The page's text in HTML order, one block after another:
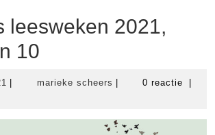
leesweken 2021,
10
15
marieke scheers marieke0 reactie